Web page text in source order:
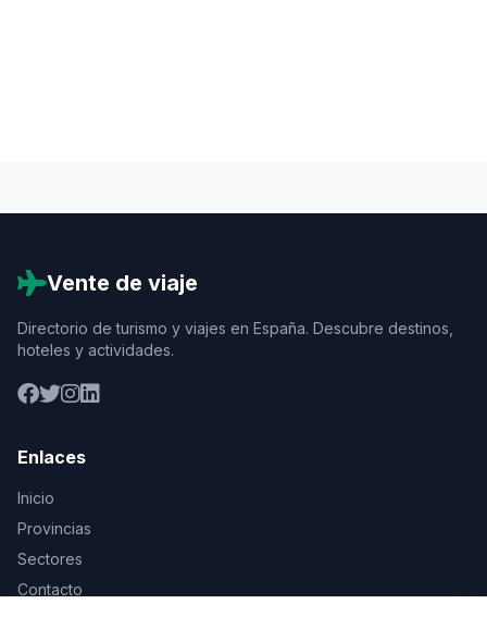
Vente de viaje
Directorio de turismo y viajes en España. Descubre destinos,
hoteles y actividades.
Enlaces
Inicio
Provincias
Sectores
Contacto